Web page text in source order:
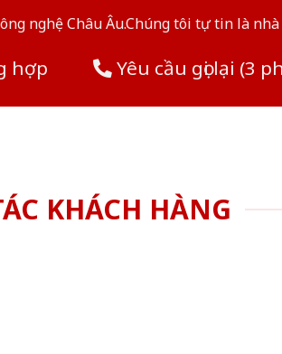
nghệ Châu Âu.Chúng tôi tự tin là
hợp Yêu cầu gọi lại (3
KHÁCH HÀNG